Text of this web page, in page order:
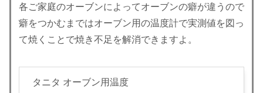
各ご家庭のオーブンによってオーブンの癖が違うので
癖をつかむまではオーブン用の温度計で実測値を図っ
て焼くことで焼き不足を解消できますよ。
タニタ オーブン用温度